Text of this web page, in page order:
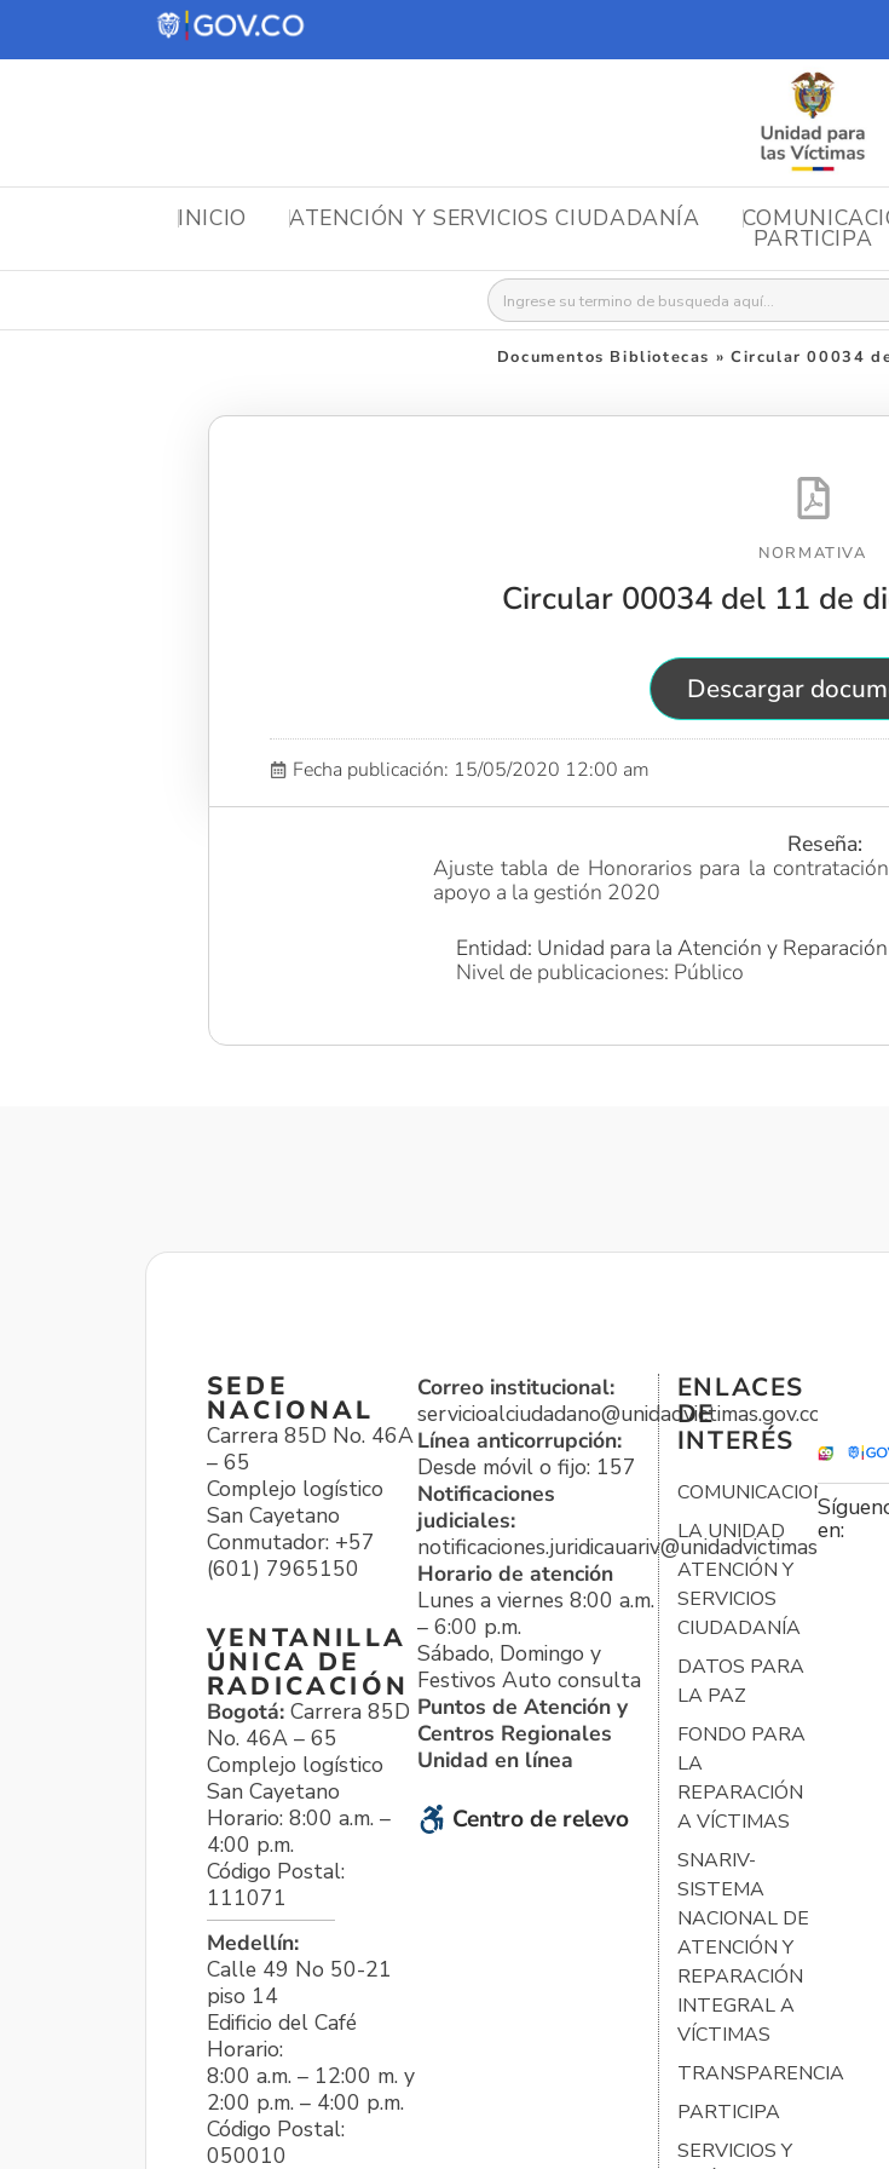
INICIO ATENCIÓN Y SERVICIOS CIUDADANÍA
PARTICIPA
Buscar:
Documentos Bibliotecas » Circular 00034
NORMATIVA
Circular 00034 del 11 de
Descargar
Fecha publicación: 15/05/2020 12:00 am
Reseña:
Ajuste tabla de Honorarios para la
apoyo a la gestión 2020
Entidad: Unidad para la Atención y
Nivel de publicaciones: Público
SEDE
NACIONAL
Carrera 85D No. 46A
– 65
Complejo logístico
San Cayetano
Conmutador: +57
(601) 7965150
VENTANILLA
ÚNICA DE
RADICACIÓN
Bogotá: Carrera 85D
No. 46A – 65
Complejo logístico
San Cayetano
Horario: 8:00 a.m. –
4:00 p.m.
Código Postal:
111071
Medellín:
Calle 49 No 50-21
piso 14
Edificio del Café
Horario:
8:00 a.m. – 12:00 m. y
2:00 p.m. – 4:00 p.m.
Código Postal:
050010
Correo institucional:
servicioalciudadano@unidadvictimas.gov.co
Línea anticorrupción:
Desde móvil o fijo: 157
Notificaciones
judiciales:
notificaciones.juridicauariv@unidadvictimas.gov.co
Horario de atención
Lunes a viernes 8:00 a.m.
– 6:00 p.m.
Sábado, Domingo y
Festivos Auto consulta
Puntos de Atención y
Centros Regionales
Unidad en línea
Centro de relevo
ENLACES
DE
INTERÉS
COMUNICACIONES
LA UNIDAD
ATENCIÓN Y
SERVICIOS
CIUDADANÍA
DATOS PARA
LA PAZ
FONDO PARA
LA
REPARACIÓN
A VÍCTIMAS
SNARIV-
SISTEMA
NACIONAL DE
ATENCIÓN Y
REPARACIÓN
INTEGRAL A
VÍCTIMAS
TRANSPARENCIA
PARTICIPA
SERVICIOS Y
en: